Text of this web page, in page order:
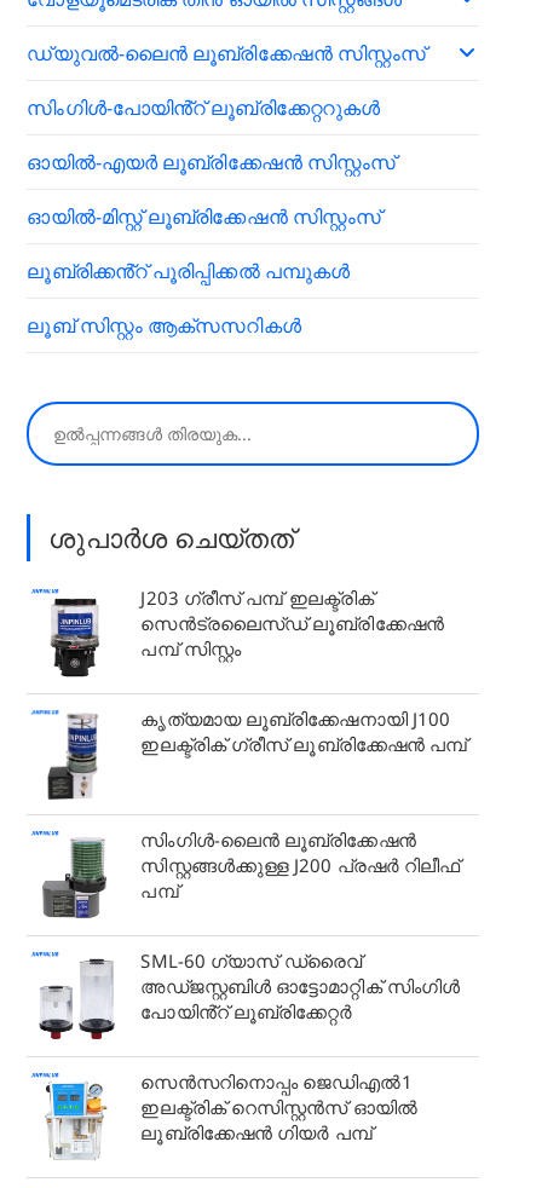
ഡ്യുവൽ-ലൈൻ ലൂബ്രിക്കേഷൻ സിസ്റ്റംസ്
സിംഗിൾ-പോയിൻ്റ് ലൂബ്രിക്കേറ്ററുകൾ
ഓയിൽ-എയർ ലൂബ്രിക്കേഷൻ സിസ്റ്റംസ്
ഓയിൽ-മിസ്റ്റ് ലൂബ്രിക്കേഷൻ സിസ്റ്റംസ്
ലൂബ്രിക്കൻ്റ് പൂരിപ്പിക്കൽ പമ്പുകൾ
ലൂബ് സിസ്റ്റം ആക്സസറികൾ
തിരയുക
ശുപാർശ ചെയ്തത്
J203 ഗ്രീസ് പമ്പ് ഇലക്ട്രിക്
സെൻട്രലൈസ്ഡ് ലൂബ്രിക്കേഷൻ
പമ്പ് സിസ്റ്റം
കൃത്യമായ ലൂബ്രിക്കേഷനായി J100
ഇലക്ട്രിക് ഗ്രീസ് ലൂബ്രിക്കേഷൻ പമ്പ്
സിംഗിൾ-ലൈൻ ലൂബ്രിക്കേഷൻ
സിസ്റ്റങ്ങൾക്കുള്ള J200 പ്രഷർ റിലീഫ്
പമ്പ്
SML-60 ഗ്യാസ് ഡ്രൈവ്
അഡ്ജസ്റ്റബിൾ ഓട്ടോമാറ്റിക് സിംഗിൾ
പോയിൻ്റ് ലൂബ്രിക്കേറ്റർ
സെൻസറിനൊപ്പം ജെഡിഎൽ1
ഇലക്ട്രിക് റെസിസ്റ്റൻസ് ഓയിൽ
ലൂബ്രിക്കേഷൻ ഗിയർ പമ്പ്